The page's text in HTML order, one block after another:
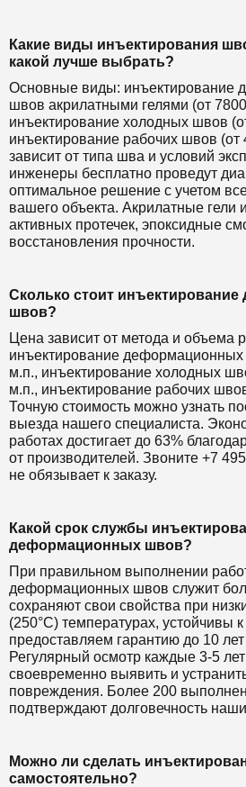
Какие виды инъектирования
какой лучше выбрать?
Основные виды: инъектирование
швов акрилатными гелями (от
инъектирование холодных швов
инъектирование рабочих швов
зависит от типа шва и условий
инженеры бесплатно проведут
оптимальное решение с учетом
вашего объекта. Акрилатные гели
активных протечек, эпоксидные
восстановления прочности.
Сколько стоит
швов?
Цена зависит от метода и объема
инъектирование
м.п., инъектирование холодных
м.п., инъектирование рабочих
Точную стоимость можно узнать
выезда нашего специалиста.
работах достигает до 63%
от производителей. Звоните +7
не обязывает к заказу.
Какой срок службы
деформационных швов?
При правильном выполнении
деформационных швов служит
сохраняют свои свойства при
(250°C) температурах, устойчивы
предоставляем гарантию до 10
Регулярный осмотр каждые 3-5
своевременно выявить и
повреждения. Более 200
подтверждают долговечность
Можно ли сделать
самостоятельно?